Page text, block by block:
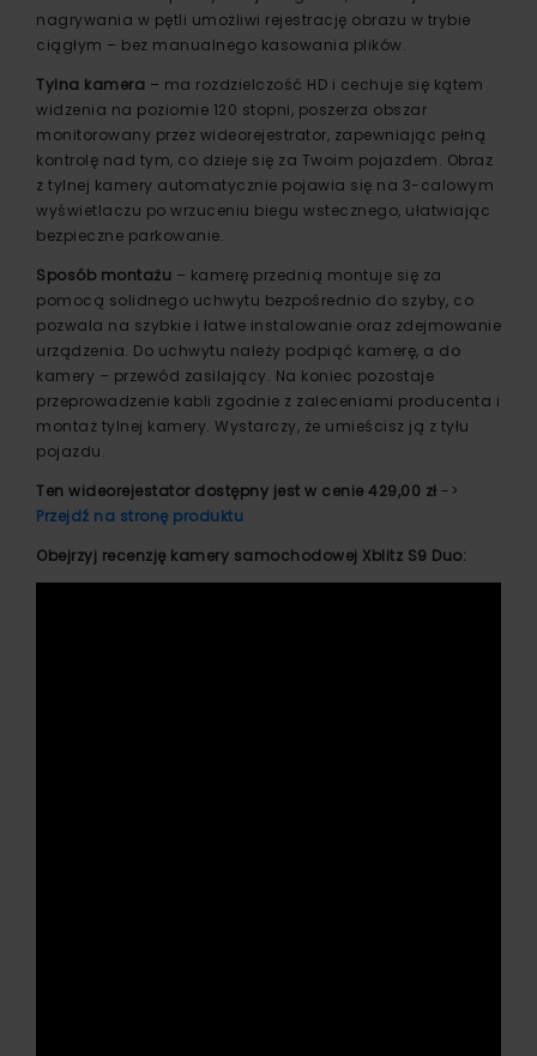
nagrywania w pętli umożliwi rejestrację obrazu w trybie
ciągłym – bez manualnego kasowania plików.
Tylna kamera – ma rozdzielczość HD i cechuje się kątem
widzenia na poziomie 120 stopni, poszerza obszar
monitorowany przez wideorejestrator, zapewniając pełną
kontrolę nad tym, co dzieje się za Twoim pojazdem. Obraz
z tylnej kamery automatycznie pojawia się na 3-calowym
wyświetlaczu po wrzuceniu biegu wstecznego, ułatwiając
bezpieczne parkowanie.
Sposób montażu – kamerę przednią montuje się za
pomocą solidnego uchwytu bezpośrednio do szyby, co
pozwala na szybkie i łatwe instalowanie oraz zdejmowanie
urządzenia. Do uchwytu należy podpiąć kamerę, a do
kamery – przewód zasilający. Na koniec pozostaje
przeprowadzenie kabli zgodnie z zaleceniami producenta i
montaż tylnej kamery. Wystarczy, że umieścisz ją z tyłu
pojazdu.
Ten wideorejestator dostępny jest w cenie 429,00 zł ->
Przejdź na stronę produktu
Obejrzyj recenzję kamery samochodowej Xblitz S9 Duo: